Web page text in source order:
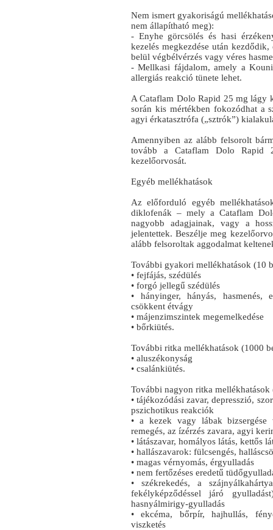
Nem ismert gyakoriságú
nem állapítható meg):
- Enyhe görcsölés és hasi
kezelés megkezdése után
belül végbélvérzés vagy véres
- Mellkasi fájdalom, amely a
allergiás reakció tünete lehet.
A Cataflam Dolo Rapid 25 mg lágy
során kis mértékben fokozódhat a
agyi érkatasztrófa („sztrók”)
Amennyiben az alább felsorolt
tovább a Cataflam Dolo Rapid
kezelőorvosát.
Egyéb mellékhatások
Az előforduló egyéb
diklofenák – mely a Cataflam
nagyobb adagjainak, vagy a
jelentettek. Beszélje meg
alább felsoroltak aggodalmat
További gyakori mellékhatások (10
• fejfájás, szédülés
• forgó jellegű szédülés
• hányinger, hányás, hasmenés,
csökkent étvágy
• májenzimszintek megemelkedése
• bőrkiütés.
További ritka mellékhatások (1000
• aluszékonyság
• csalánkiütés.
További nagyon ritka
• tájékozódási zavar, depresszió,
pszichotikus reakciók
• a kezek vagy lábak bizsergése
remegés, az ízérzés zavara, agyi
• látászavar, homályos látás, kettős
• hallászavarok: fülcsengés,
• magas vérnyomás, érgyulladás
• nem fertőzéses eredetű
• székrekedés, a
fekélyképződéssel járó
hasnyálmirigy-gyulladás
• ekcéma, bőrpír, hajhullás,
viszketés